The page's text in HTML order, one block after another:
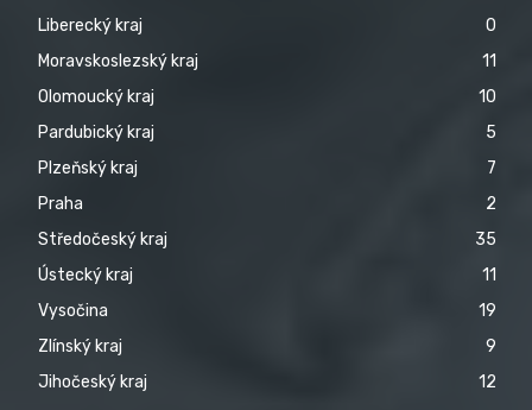
Liberecký kraj
0
Moravskoslezský kraj
11
Olomoucký kraj
10
Pardubický kraj
5
Plzeňský kraj
7
Praha
2
Středočeský kraj
35
Ústecký kraj
11
Vysočina
19
Zlínský kraj
9
Jihočeský kraj
12